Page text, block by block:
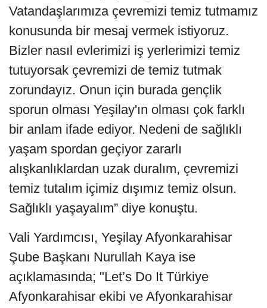
Vatandaşlarımıza çevremizi temiz tutmamız
konusunda bir mesaj vermek istiyoruz.
Bizler nasıl evlerimizi iş yerlerimizi temiz
tutuyorsak çevremizi de temiz tutmak
zorundayız. Onun için burada gençlik
sporun olması Yeşilay'ın olması çok farklı
bir anlam ifade ediyor. Nedeni de sağlıklı
yaşam spordan geçiyor zararlı
alışkanlıklardan uzak duralım, çevremizi
temiz tutalım içimiz dışımız temiz olsun.
Sağlıklı yaşayalım” diye konuştu.
Vali Yardımcısı, Yeşilay Afyonkarahisar
Şube Başkanı Nurullah Kaya ise
açıklamasında; "Let’s Do It Türkiye
Afyonkarahisar ekibi ve Afyonkarahisar